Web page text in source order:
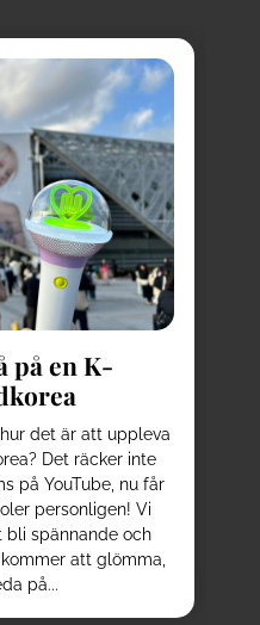
på en K-
det är att uppleva
Det räcker inte
på YouTube, nu får
personligen! Vi
bli spännande och
att glömma,
på...